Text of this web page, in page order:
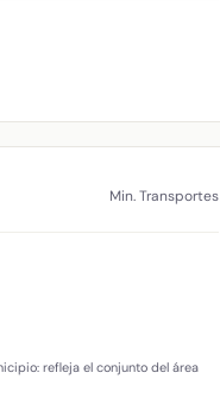
Min. Transportes
refleja el conjunto del área